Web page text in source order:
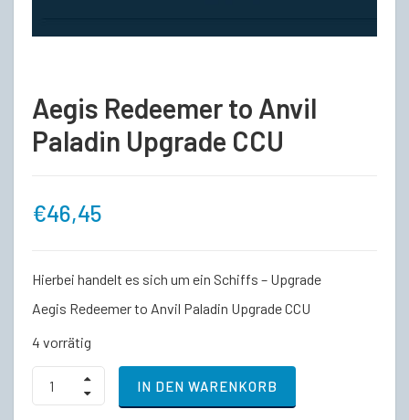
Aegis Redeemer to Anvil
Paladin Upgrade CCU
€46,45
Hierbei handelt es sich um ein Schiffs – Upgrade
Aegis Redeemer to Anvil Paladin Upgrade CCU
4 vorrätig
Aegis
Redeemer
to
IN DEN WARENKORB